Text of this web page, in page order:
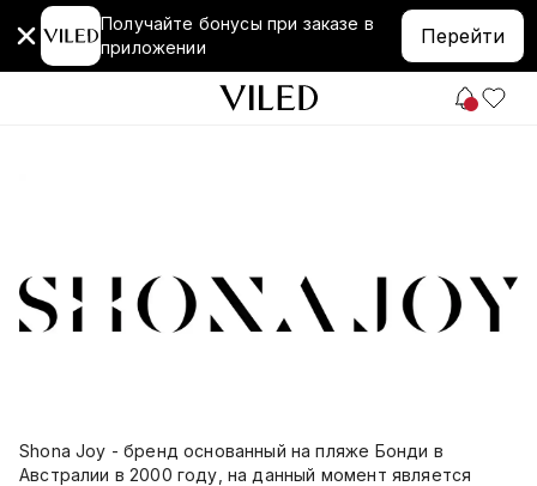
Получайте бонусы при заказе в
приложении
Перейти
Shona Joy - бренд основанный на пляже Бонди в
Австралии в 2000 году, на данный момент является